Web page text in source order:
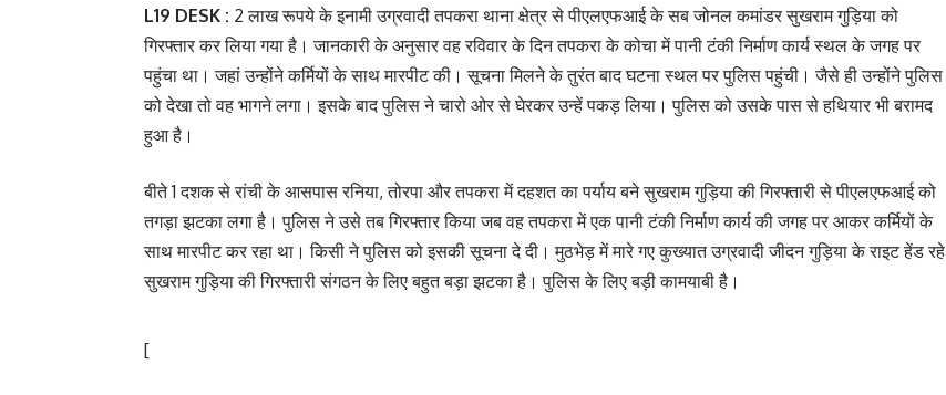
L19 DESK : 2 लाख रूपये के इनामी उग्रवादी तपकरा थाना क्षेत्र से पीएलएफआई के सब जोनल कमांडर सुखराम गुड़िया को
गिरफ्तार कर लिया गया है। जानकारी के अनुसार वह रविवार के दिन तपकरा के कोचा में पानी टंकी निर्माण कार्य स्थल के जगह पर
पहुंचा था। जहां उन्होंने कर्मियों के साथ मारपीट की। सूचना मिलने के तुरंत बाद घटना स्थल पर पुलिस पहुंची। जैसे ही उन्होंने पुलिस
को देखा तो वह भागने लगा। इसके बाद पुलिस ने चारो ओर से घेरकर उन्हें पकड़ लिया। पुलिस को उसके पास से हथियार भी बरामद
हुआ है।
बीते 1 दशक से रांची के आसपास रनिया, तोरपा और तपकरा में दहशत का पर्याय बने सुखराम गुड़िया की गिरफ्तारी से पीएलएफआई को
तगड़ा झटका लगा है। पुलिस ने उसे तब गिरफ्तार किया जब वह तपकरा में एक पानी टंकी निर्माण कार्य की जगह पर आकर कर्मियों के
साथ मारपीट कर रहा था। किसी ने पुलिस को इसकी सूचना दे दी। मुठभेड़ में मारे गए कुख्यात उग्रवादी जीदन गुड़िया के राइट हेंड रहे
सुखराम गुड़िया की गिरफ्तारी संगठन के लिए बहुत बड़ा झटका है। पुलिस के लिए बड़ी कामयाबी है।
[